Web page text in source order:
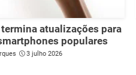
atualizações para
populares
3 julho 2026